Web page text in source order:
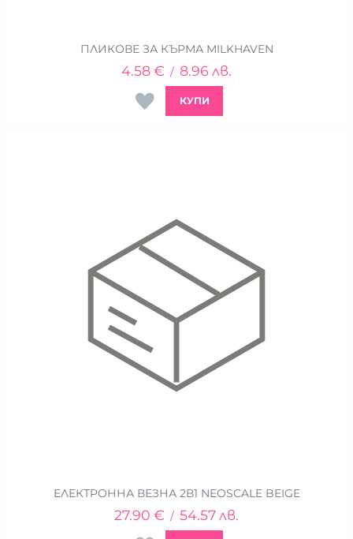
ПЛИКОВЕ ЗА КЪРМА MILKHAVEN
4.58€ / 8.96 лв.
КУПИ
ЕЛЕКТРОННА ВЕЗНА 2В1 NEOSCALE BEIGE
27.90 € / 54.57лв.